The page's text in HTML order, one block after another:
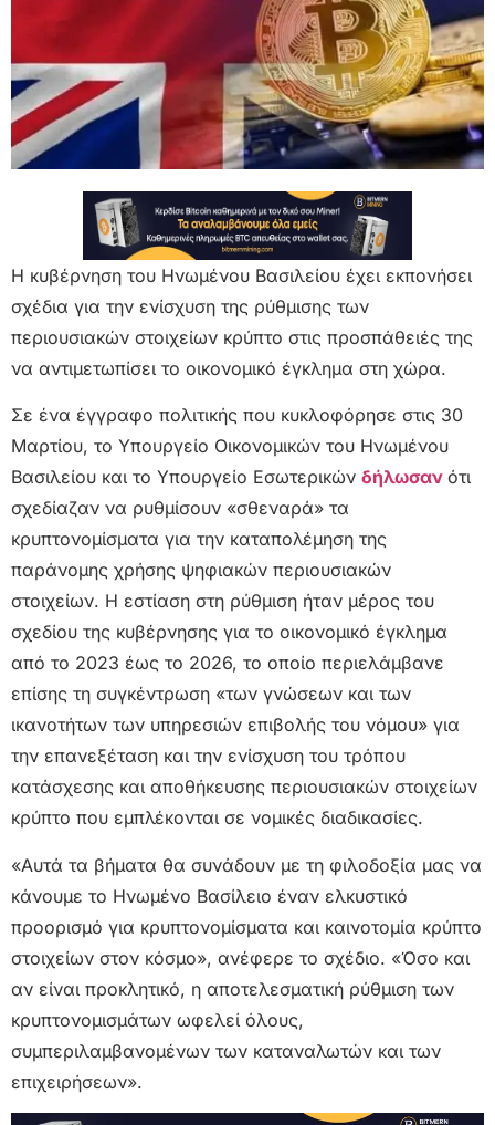
Η κυβέρνηση του Ηνωμένου Βασιλείου έχει εκπονήσει
σχέδια για την ενίσχυση της ρύθμισης των
περιουσιακών στοιχείων κρύπτο στις προσπάθειές της
να αντιμετωπίσει το οικονομικό έγκλημα στη χώρα.
Σε ένα έγγραφο πολιτικής που κυκλοφόρησε στις 30
Μαρτίου, το Υπουργείο Οικονομικών του Ηνωμένου
Βασιλείου και το Υπουργείο Εσωτερικών δήλωσαν ότι
σχεδίαζαν να ρυθμίσουν «σθεναρά» τα
κρυπτονομίσματα για την καταπολέμηση της
παράνομης χρήσης ψηφιακών περιουσιακών
στοιχείων. Η εστίαση στη ρύθμιση ήταν μέρος του
σχεδίου της κυβέρνησης για το οικονομικό έγκλημα
από το 2023 έως το 2026, το οποίο περιελάμβανε
επίσης τη συγκέντρωση «των γνώσεων και των
ικανοτήτων των υπηρεσιών επιβολής του νόμου» για
την επανεξέταση και την ενίσχυση του τρόπου
κατάσχεσης και αποθήκευσης περιουσιακών στοιχείων
κρύπτο που εμπλέκονται σε νομικές διαδικασίες.
«Αυτά τα βήματα θα συνάδουν με τη φιλοδοξία μας να
κάνουμε το Ηνωμένο Βασίλειο έναν ελκυστικό
προορισμό για κρυπτονομίσματα και καινοτομία κρύπτο
στοιχείων στον κόσμο», ανέφερε το σχέδιο. «Όσο και
αν είναι προκλητικό, η αποτελεσματική ρύθμιση των
κρυπτονομισμάτων ωφελεί όλους,
συμπεριλαμβανομένων των καταναλωτών και των
επιχειρήσεων».